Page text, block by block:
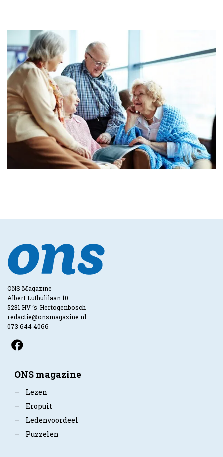
ONS Magazine
Albert Luthulilaan 10
5231 HV ‘s-Hertogenbosch
redactie@onsmagazine.nl
073 644 4066
ONS magazine
—
Lezen
—
Eropuit
—
Ledenvoordeel
—
Puzzelen